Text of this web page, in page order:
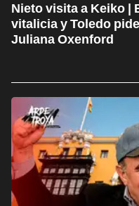
Nieto visita a Keiko |
vitalicia y Toledo
Juliana Oxenford